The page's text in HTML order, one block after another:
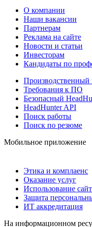
О компании
Наши вакансии
Партнерам
Реклама на сайте
Новости и статьи
Инвесторам
Кандидаты по
Производственный
Требования к ПО
Безопасный
HeadHunter API
Поиск работы
Поиск по резюме
Мобильное приложение
Этика и комплаенс
Оказание услуг
Использование
Защита
ИТ аккредитация
На информационном